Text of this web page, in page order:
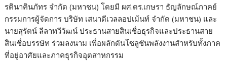
รตินาคินภัทร จำกัด (มหาชน) โดยมี ผศ.ดร.เกษรา ธัญลักษณ์ภาคย์
กรรมการผู้จัดการ บริษัท เสนาดีเวลลอปเม้นท์ จำกัด (มหาชน) และ
นายสุรัตน์ ลีลาทวีวัฒน์ ประธานสายสินเชื่อธุรกิจและประธานสาย
สินเชื่อบรรษัท ร่วมลงนาม เพื่อผลักดันโซลูชันพลังงานสำหรับทั้งภาค
ที่อยู่อาศัยและภาคธุรกิจอุตสาหกรรม